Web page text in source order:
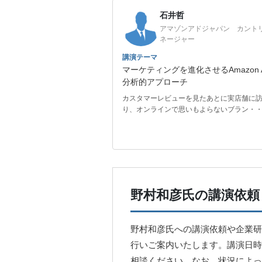
石井哲
アマゾンアドジャパン カント
ネージャー
講演テーマ
マーケティングを進化させるAmazon
分析的アプローチ
カスタマーレビューを見たあとに実店舗に
り、オンラインで思いもよらないブラン・
野村和彦氏の講演依
野村和彦氏への講演依頼や企業
行いご案内いたします。講演日